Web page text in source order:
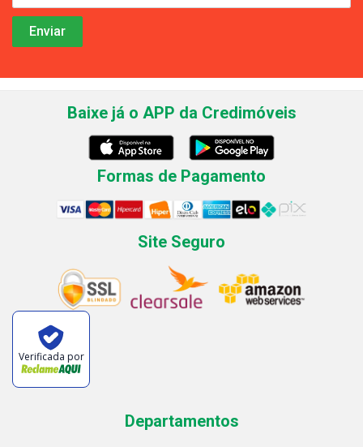
Baixe já o APP da Credimóveis
Formas de Pagamento
Site Seguro
Verificada por
Departamentos